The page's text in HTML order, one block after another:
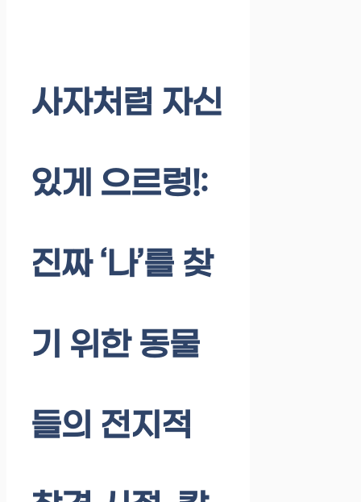
사자처럼 자신
있게 으르렁!:
진짜 ‘나’를 찾
기 위한 동물
들의 전지적